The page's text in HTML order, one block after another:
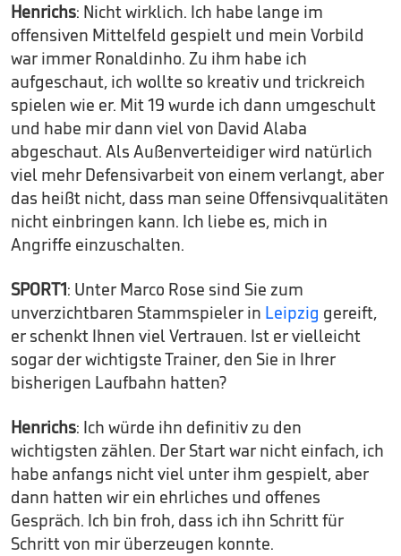
Henrichs: Nicht wirklich. Ich habe lange im
offensiven Mittelfeld gespielt und mein Vorbild
war immer Ronaldinho. Zu ihm habe ich
aufgeschaut, ich wollte so kreativ und trickreich
spielen wie er. Mit 19 wurde ich dann umgeschult
und habe mir dann viel von David Alaba
abgeschaut. Als Außenverteidiger wird natürlich
viel mehr Defensivarbeit von einem verlangt, aber
das heißt nicht, dass man seine Offensivqualitäten
nicht einbringen kann. Ich liebe es, mich in
Angriffe einzuschalten.
SPORT1: Unter Marco Rose sind Sie zum
unverzichtbaren Stammspieler in Leipzig gereift,
er schenkt Ihnen viel Vertrauen. Ist er vielleicht
sogar der wichtigste Trainer, den Sie in Ihrer
bisherigen Laufbahn hatten?
Henrichs: Ich würde ihn definitiv zu den
wichtigsten zählen. Der Start war nicht einfach, ich
habe anfangs nicht viel unter ihm gespielt, aber
dann hatten wir ein ehrliches und offenes
Gespräch. Ich bin froh, dass ich ihn Schritt für
Schritt von mir überzeugen konnte.